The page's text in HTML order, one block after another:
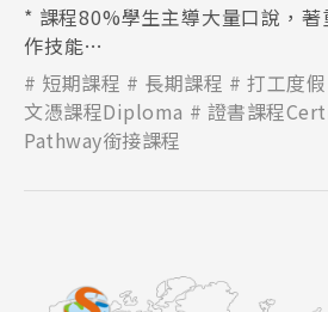
* 課程80%學生主導大量口說，
作技能
* 完成四週或以上課程，畢業證書
證書」
短期課程 長期課程 打工度假
文憑課程Diploma
證書課程
Pathway銜接課程